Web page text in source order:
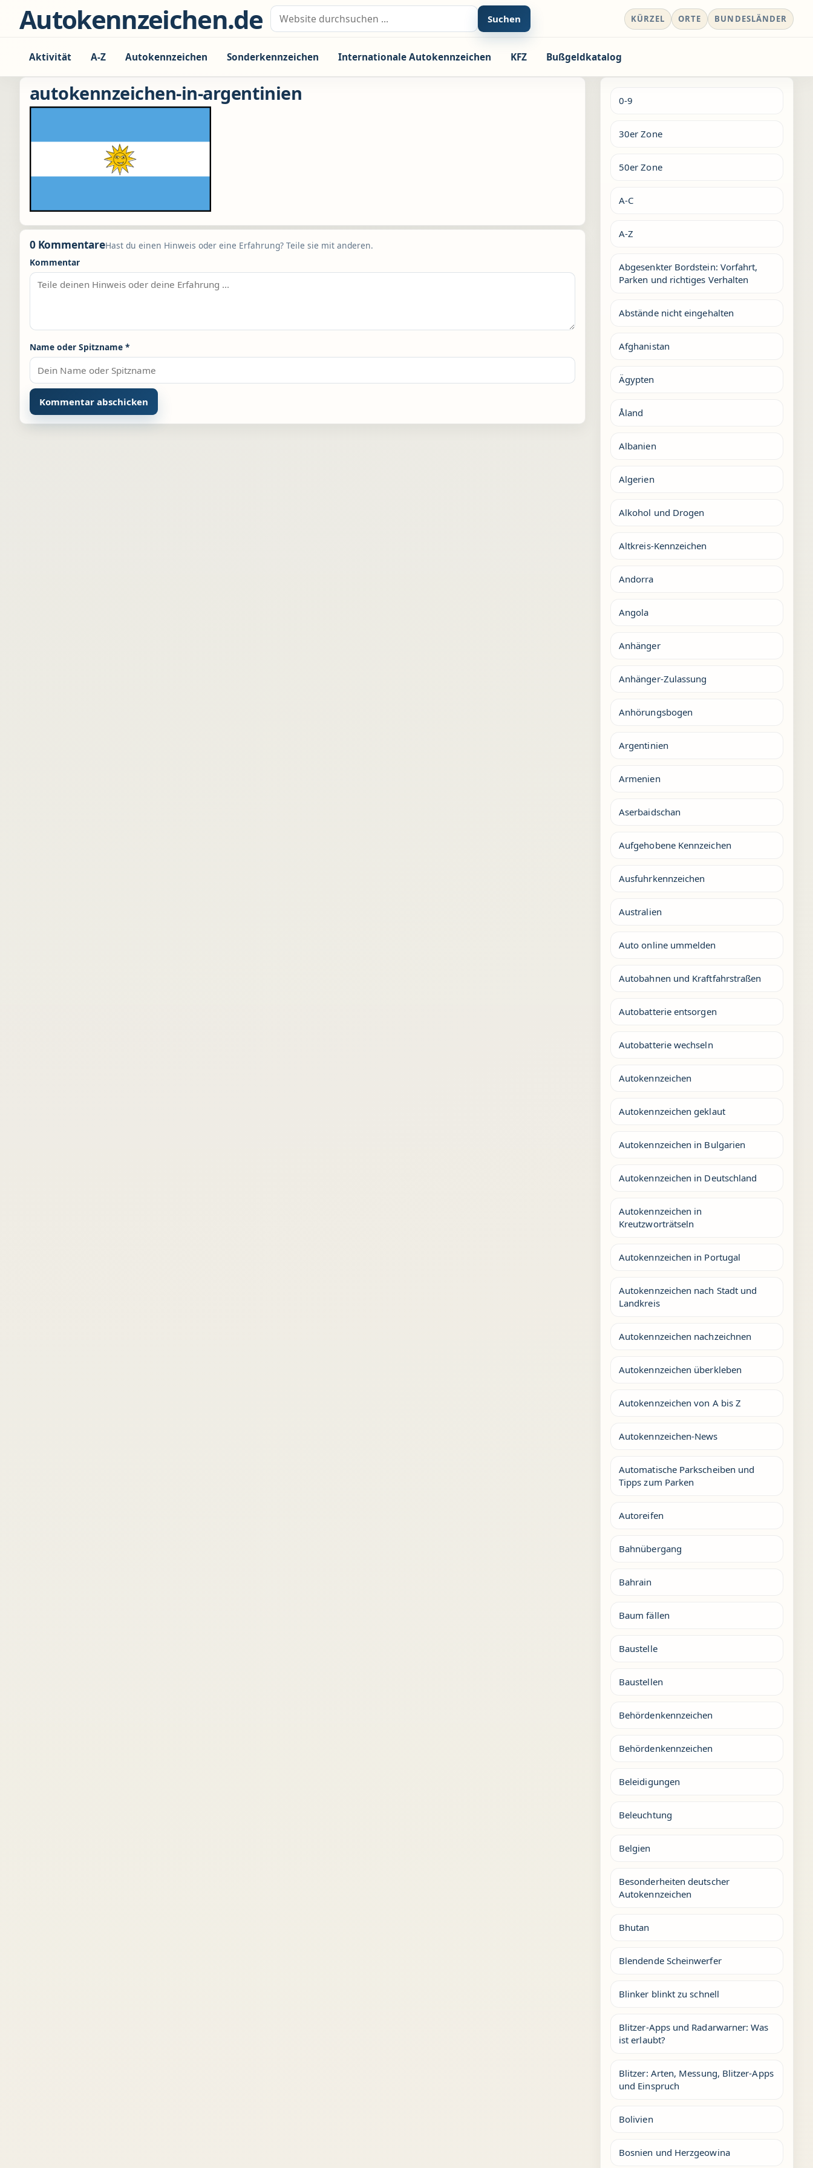
Zum Inhalt springen
Autokennzeichen.de Suche nach: Suchen KÜRZEL ORTE BUNDESLÄNDER
Aktivität A-Z Autokennzeichen Sonderkennzeichen Internationale Autokennzeichen KFZ Bußgeldkatalog
autokennzeichen-in-argentinien
0 KommentareHast du einen Hinweis oder eine Erfahrung? Teile sie mit anderen.
Kommentar
Name oder Spitzname *
Alternative:
0-9
30er Zone
50er Zone
A-C
A-Z
Abgesenkter Bordstein: Vorfahrt,
Parken und richtiges Verhalten
Abstände nicht eingehalten
Afghanistan
Ägypten
Åland
Albanien
Algerien
Alkohol und Drogen
Altkreis-Kennzeichen
Andorra
Angola
Anhänger
Anhänger-Zulassung
Anhörungsbogen
Argentinien
Armenien
Aserbaidschan
Aufgehobene Kennzeichen
Ausfuhrkennzeichen
Australien
Auto online ummelden
Autobahnen und Kraftfahrstraßen
Autobatterie entsorgen
Autobatterie wechseln
Autokennzeichen
Autokennzeichen geklaut
Autokennzeichen in Bulgarien
Autokennzeichen in Deutschland
Autokennzeichen in
Kreutzworträtseln
Autokennzeichen in Portugal
Autokennzeichen nach Stadt und
Landkreis
Autokennzeichen nachzeichnen
Autokennzeichen überkleben
Autokennzeichen von A bis Z
Autokennzeichen-News
Automatische Parkscheiben und
Tipps zum Parken
Autoreifen
Bahnübergang
Bahrain
Baum fällen
Baustelle
Baustellen
Behördenkennzeichen
Behördenkennzeichen
Beleidigungen
Beleuchtung
Belgien
Besonderheiten deutscher
Autokennzeichen
Bhutan
Blendende Scheinwerfer
Blinker blinkt zu schnell
Blitzer-Apps und Radarwarner: Was
ist erlaubt?
Blitzer: Arten, Messung, Blitzer-Apps
und Einspruch
Bolivien
Bosnien und Herzgeowina